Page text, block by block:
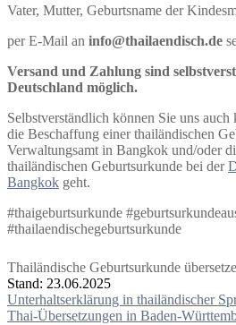
Vater, Mutter, Geburtsname der
per E-Mail an info@thailaendisch.de
Versand und Zahlung sind
Deutschland möglich.
Selbstverständlich können Sie uns
die Beschaffung einer thailändischen
Verwaltungsamt in Bangkok und/oder
thailändischen Geburtsurkunde bei der
Bangkok geht.
#thaigeburtsurkunde
#thailaendischegeburtsurkunde
Thailändische Geburtsurkunde
Stand: 23.06.2025
Beitragsnavigation
Unterhaltserklärung in thailändischer
Thai-Übersetzungen in Baden-